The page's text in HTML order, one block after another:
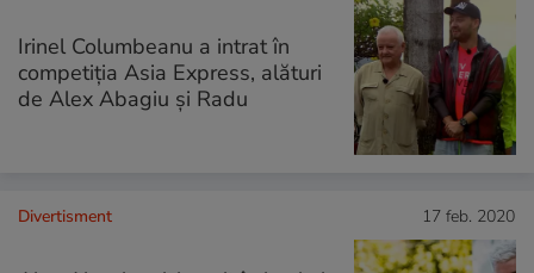
Irinel Columbeanu a intrat în
competiția Asia Express, alături
de Alex Abagiu și Radu
Divertisment 17 feb. 2020